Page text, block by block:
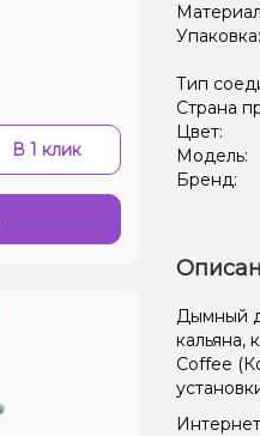
В 1 клик
Упаковка:
Тип
Страна
Цвет:
Модель:
Бренд:
Дымный
кальяна,
Coffee